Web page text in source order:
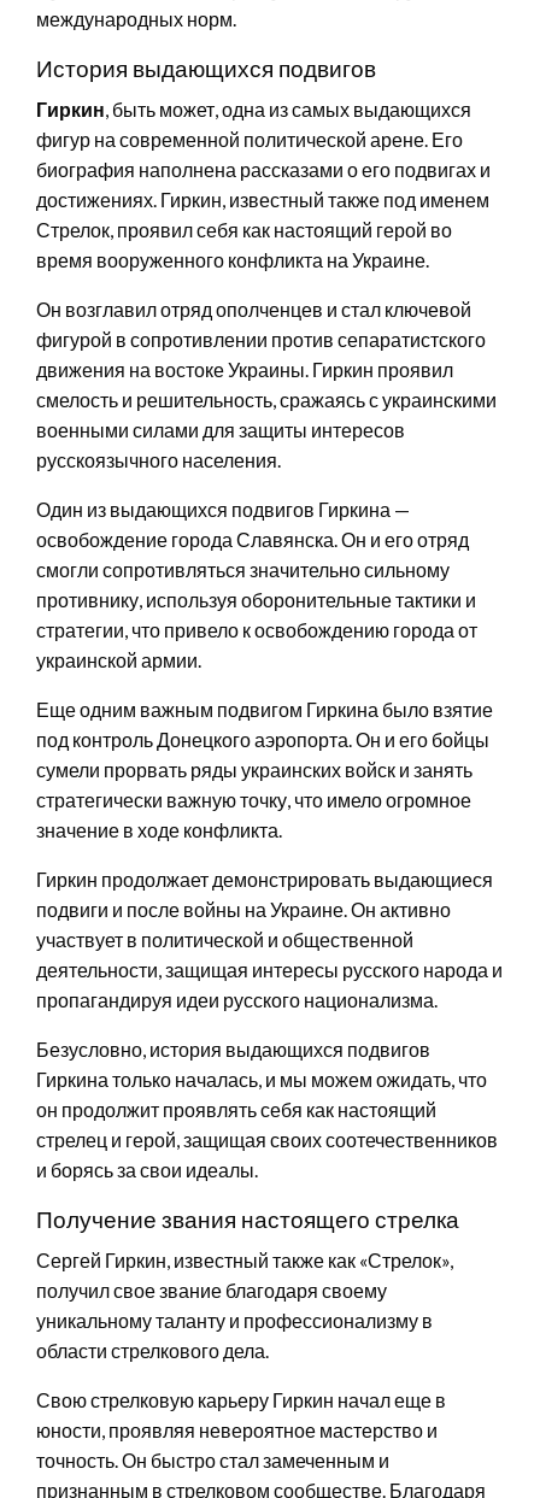
международных норм.
История выдающихся подвигов
Гиркин, быть может, одна из самых выдающихся
фигур на современной политической арене. Его
биография наполнена рассказами о его подвигах и
достижениях. Гиркин, известный также под именем
Стрелок, проявил себя как настоящий герой во
время вооруженного конфликта на Украине.
Он возглавил отряд ополченцев и стал ключевой
фигурой в сопротивлении против сепаратистского
движения на востоке Украины. Гиркин проявил
смелость и решительность, сражаясь с украинскими
военными силами для защиты интересов
русскоязычного населения.
Один из выдающихся подвигов Гиркина —
освобождение города Славянска. Он и его отряд
смогли сопротивляться значительно сильному
противнику, используя оборонительные тактики и
стратегии, что привело к освобождению города от
украинской армии.
Еще одним важным подвигом Гиркина было взятие
под контроль Донецкого аэропорта. Он и его бойцы
сумели прорвать ряды украинских войск и занять
стратегически важную точку, что имело огромное
значение в ходе конфликта.
Гиркин продолжает демонстрировать выдающиеся
подвиги и после войны на Украине. Он активно
участвует в политической и общественной
деятельности, защищая интересы русского народа и
пропагандируя идеи русского национализма.
Безусловно, история выдающихся подвигов
Гиркина только началась, и мы можем ожидать, что
он продолжит проявлять себя как настоящий
стрелец и герой, защищая своих соотечественников
и борясь за свои идеалы.
Получение звания настоящего стрелка
Сергей Гиркин, известный также как «Стрелок»,
получил свое звание благодаря своему
уникальному таланту и профессионализму в
области стрелкового дела.
Свою стрелковую карьеру Гиркин начал еще в
юности, проявляя невероятное мастерство и
точность. Он быстро стал замеченным и
признанным в стрелковом сообществе. Благодаря